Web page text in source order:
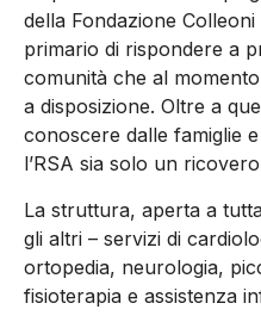
della Fondazione
primario di rispondere a
comunità che al
a disposizione. Oltre a
conoscere dalle famiglie
l’RSA sia solo un
La struttura, aperta a
gli altri – servizi di
ortopedia, neurologia,
fisioterapia e assistenza